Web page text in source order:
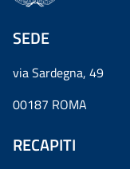
SEDE
via Sardegna, 49
00187 ROMA
RECAPITI